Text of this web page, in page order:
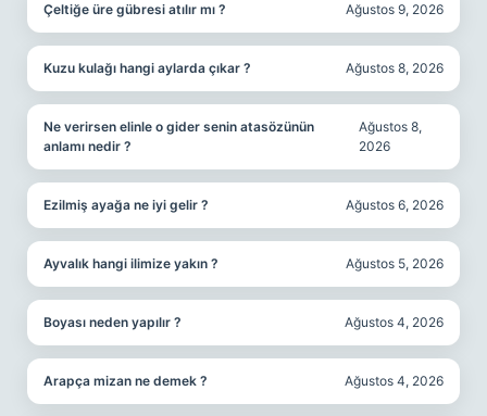
Çeltiğe üre gübresi atılır mı ? Ağustos 9, 2026
Kuzu kulağı hangi aylarda çıkar ? Ağustos 8, 2026
Ne verirsen elinle o gider senin atasözünün
anlamı nedir ?
Ağustos 8,
2026
Ezilmiş ayağa ne iyi gelir ? Ağustos 6, 2026
Ayvalık hangi ilimize yakın ? Ağustos 5, 2026
Boyası neden yapılır ? Ağustos 4, 2026
Arapça mizan ne demek ? Ağustos 4, 2026